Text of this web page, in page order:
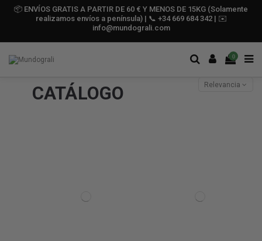
📦 ENVÍOS GRATIS A PARTIR DE 60 € Y MENOS DE 15KG (Solamente
realizamos envíos a península) | 📞 +34 669 684 342 | ✉️
info@mundograli.com
0
CATÁLOGO Relevancia